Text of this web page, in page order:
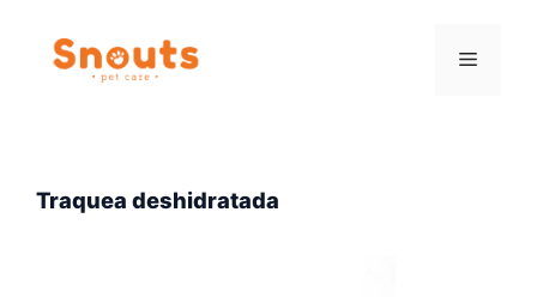
contenido
Menú
Traquea deshidratada